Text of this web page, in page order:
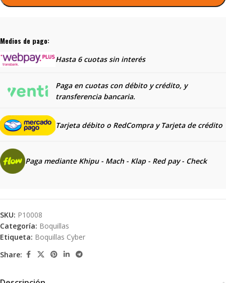
Medios de pago:
Hasta 6 cuotas sin interés
Paga en cuotas con débito y crédito, y
transferencia bancaria.
Tarjeta débito o RedCompra y Tarjeta de crédito
Paga mediante Khipu - Mach - Klap - Red pay - Check
SKU: P10008
Categoría: Boquillas
Etiqueta: Boquillas Cyber
Share: